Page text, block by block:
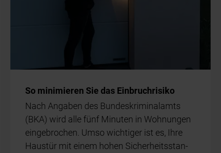
So mi­ni­mie­ren Sie das Ein­bruch­ri­si­ko
Nach An­ga­ben des Bun­des­kri­mi­nal­amts
(BKA) wird alle fünf Mi­nu­ten in Woh­nun­gen
ein­ge­bro­chen. Umso wich­ti­ger ist es, Ihre
Haus­tür mit ei­nem ho­hen Si­cher­heits­stan­